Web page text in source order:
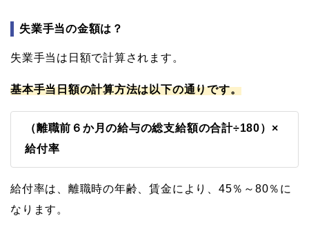
失業手当の金額は？
失業手当は日額で計算されます。
基本手当日額の計算方法は以下の通りです。
（離職前６か月の給与の総支給額の合計÷180）×
給付率
給付率は、離職時の年齢、賃金により、45％～80％に
なります。